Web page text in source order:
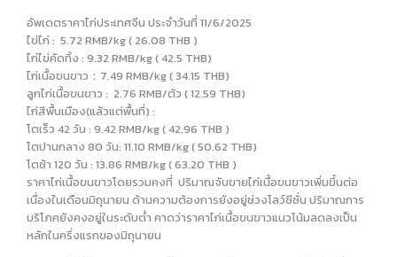
อัพเดตราคาไก่ประเทศจีน ประจำวันที่ 11/6/2025
ไข่ไก่ : 5.72 RMB/kg ( 26.08 THB )
ไก่ไข่คัดทิ้ง : 9.32 RMB/kg ( 42.5 THB)
ไก่เนื้อขนขาว：7.49 RMB/kg ( 34.15 THB)
ลูกไก่เนื้อขนขาว : 2.76 RMB/ตัว ( 12.59 THB)
ไก่สีพื้นเมือง(แล้วแต่พื้นที่) :
โตเร็ว 42 วัน : 9.42 RMB/kg ( 42.96 THB )
โตปานกลาง 80 วัน: 11.10 RMB/kg ( 50.62 THB)
โตช้า 120 วัน : 13.86 RMB/kg ( 63.20 THB )
ราคาไก่เนื้อขนขาวโดยรวมคงที่ ปริมาณจับขายไก่เนื้อขนขาวเพิ่มขึ้นต่อ
เนื่องในเดือนมิถุนายน ด้านความต้องการยังอยู่ช่วงโลว์ซีซั่น ปริมาณการ
บริโภคยังคงอยู่ในระดับต่ำ คาดว่าราคาไก่เนื้อขนขาวแนวโน้มลดลงเป็น
หลักในครึ่งแรกของมิถุนายน